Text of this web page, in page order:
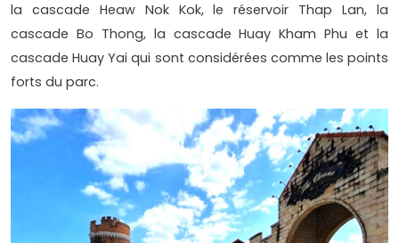
la cascade Heaw Nok Kok, le réservoir Thap Lan, la
cascade Bo Thong, la cascade Huay Kham Phu et la
cascade Huay Yai qui sont considérées comme les points
forts du parc.